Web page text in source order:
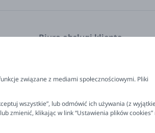
Biuro obsługi klienta
+48 694 596 187
związane z mediami społecznościowymi. Pliki
wszystkie”, lub odmówić ich używania (z
zmienić, klikając w link “Ustawienia plików cookies”